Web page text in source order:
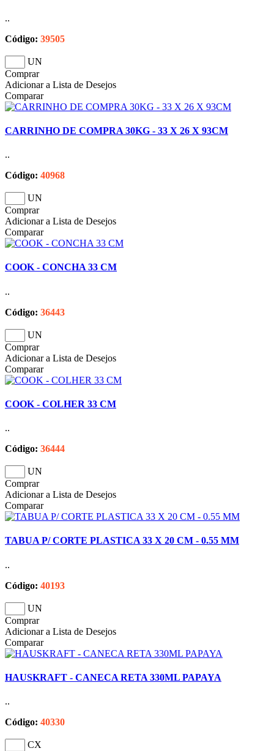
..
Código: 39505
UN
Comprar
Adicionar a Lista de Desejos
Comparar
CARRINHO DE COMPRA 30KG - 33 X 26 X 93CM
..
Código: 40968
UN
Comprar
Adicionar a Lista de Desejos
Comparar
COOK - CONCHA 33 CM
..
Código: 36443
UN
Comprar
Adicionar a Lista de Desejos
Comparar
COOK - COLHER 33 CM
..
Código: 36444
UN
Comprar
Adicionar a Lista de Desejos
Comparar
TABUA P/ CORTE PLASTICA 33 X 20 CM - 0.55 MM
..
Código: 40193
UN
Comprar
Adicionar a Lista de Desejos
Comparar
HAUSKRAFT - CANECA RETA 330ML PAPAYA
..
Código: 40330
CX